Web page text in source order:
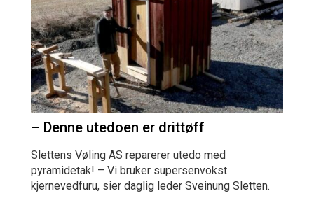
– Denne utedoen er drittøff
Slettens Vøling AS reparerer utedo med
pyramidetak! – Vi bruker supersenvokst
kjernevedfuru, sier daglig leder Sveinung Sletten.